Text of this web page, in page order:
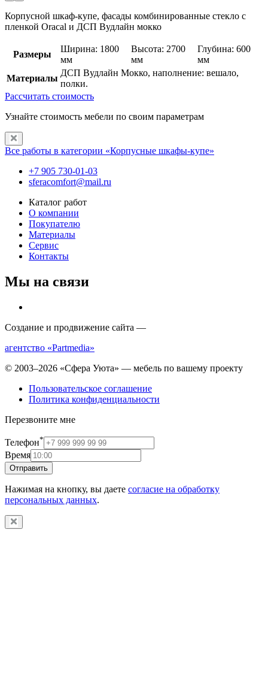
Корпусной шкаф-купе, фасады комбинированные стекло с
пленкой Oracal и ДСП Вудлайн мокко
Размеры
Ширина: 1800
мм
Высота: 2700
мм
Глубина: 600
мм
Материалы
ДСП Вудлайн Мокко, наполнение: вешало,
полки.
Рассчитать стоимость
Узнайте стоимость мебели по своим параметрам
Все работы в категории «Корпусные шкафы-купе»
+7 905 730-01-03
sferacomfort@mail.ru
Каталог работ
О компании
Покупателю
Материалы
Сервис
Контакты
Мы на связи
Создание и продвижение сайта —
агентство «Partmedia»
© 2003–2026 «Сфера Уюта» — мебель по вашему проекту
Пользовательское соглашение
Политика конфиденциальности
Перезвоните мне
Телефон*
Время
Отправить
Нажимая на кнопку, вы даете согласие на обработку
персональных данных.